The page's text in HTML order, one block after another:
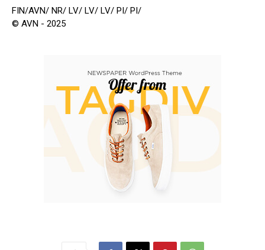
FIN/AVN/ NR/ LV/ LV/ LV/ PI/ PI/
© AVN - 2025